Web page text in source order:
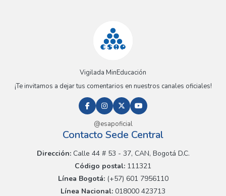
Vigilada MinEducación
¡Te invitamos a dejar tus comentarios en nuestros canales oficiales!
@esapoficial
Contacto Sede Central
Dirección:Calle 44 # 53 - 37, CAN, Bogotá D.C.
Código postal: 111321
Línea Bogotá:(+57) 601 7956110
Línea Nacional: 018000 423713